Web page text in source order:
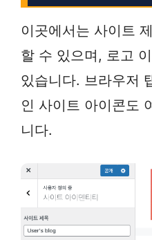
이곳에서는 사이트
할 수 있으며, 로고
있습니다. 브라우저
인 사이트 아이콘도
니다.